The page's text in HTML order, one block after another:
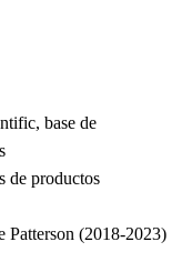
base de
de productos
Patterson (2018-2023)